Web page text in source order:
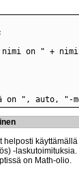
on ", auto,
helposti
-
on Math-olio.